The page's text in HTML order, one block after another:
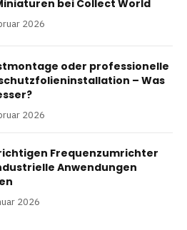
bei Collect World
2026
oder professionelle
– Was
2026
Frequenzumrichter
Anwendungen
2026